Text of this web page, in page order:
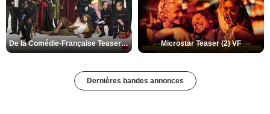
De la Comédie-Française Teaser (3) VF Microstar Teaser (2) VF
Dernières bandes annonces